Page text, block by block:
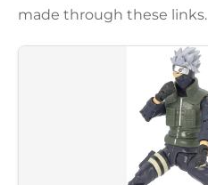
made through these links.